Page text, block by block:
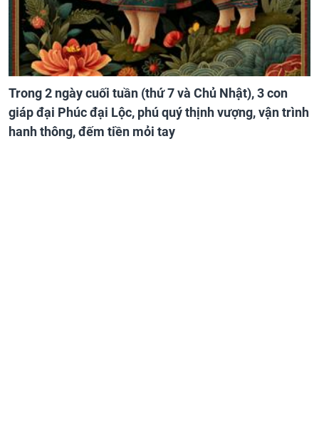
Trong 2 ngày cuối tuần (thứ 7 và Chủ Nhật), 3 con
giáp đại Phúc đại Lộc, phú quý thịnh vượng, vận trình
hanh thông, đếm tiền mỏi tay